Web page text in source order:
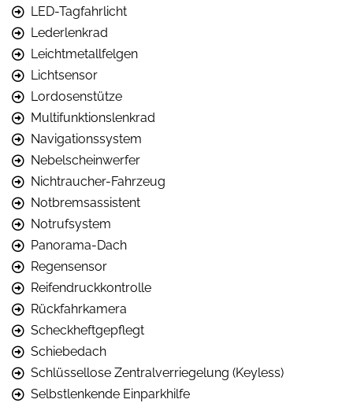
LED-Tagfahrlicht
Lederlenkrad
Leichtmetallfelgen
Lichtsensor
Lordosenstütze
Multifunktionslenkrad
Navigationssystem
Nebelscheinwerfer
Nichtraucher-Fahrzeug
Notbremsassistent
Notrufsystem
Panorama-Dach
Regensensor
Reifendruckkontrolle
Rückfahrkamera
Scheckheftgepflegt
Schiebedach
Schlüssellose Zentralverriegelung (Keyless)
Selbstlenkende Einparkhilfe